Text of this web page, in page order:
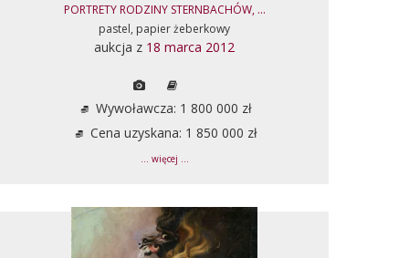
PORTRETY RODZINY STERNBACHÓW, ...
pastel, papier żeberkowy
aukcja z 18 marca 2012
Wywoławcza: 1 800 000 zł
Cena uzyskana: 1 850 000 zł
... więcej ...